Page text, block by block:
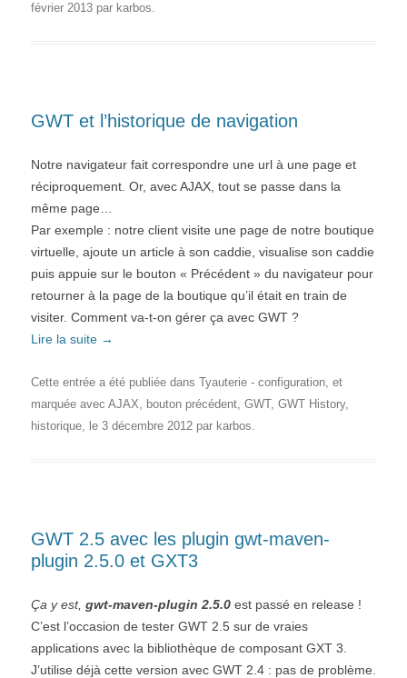
février 2013 par karbos.
GWT et l’historique de navigation
Notre navigateur fait correspondre une url à une page et
réciproquement. Or, avec AJAX, tout se passe dans la
même page…
Par exemple : notre client visite une page de notre boutique
virtuelle, ajoute un article à son caddie, visualise son caddie
puis appuie sur le bouton « Précédent » du navigateur pour
retourner à la page de la boutique qu’il était en train de
visiter. Comment va-t-on gérer ça avec GWT ?
Lire la suite →
Cette entrée a été publiée dans Tyauterie - configuration, et
marquée avec AJAX, bouton précédent, GWT, GWT History,
historique, le 3 décembre 2012 par karbos.
GWT 2.5 avec les plugin gwt-maven-
plugin 2.5.0 et GXT3
Ça y est, gwt-maven-plugin 2.5.0 est passé en release !
C’est l’occasion de tester GWT 2.5 sur de vraies
applications avec la bibliothèque de composant GXT 3.
J’utilise déjà cette version avec GWT 2.4 : pas de problème.